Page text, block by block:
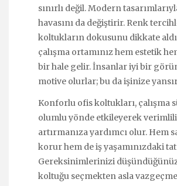
sınırlı değil. Modern
havasını da değiştirir. Renk
koltukların dokusunu dikkate
çalışma ortamınız hem estetik
bir hale gelir. İnsanlar iyi bir
motive olurlar; bu da işinize
Konforlu ofis koltukları, çalışma
olumlu yönde etkileyerek
artırmanıza yardımcı olur. Hem
korur hem de iş yaşamınızdaki
Gereksinimlerinizi
koltuğu seçmekten asla